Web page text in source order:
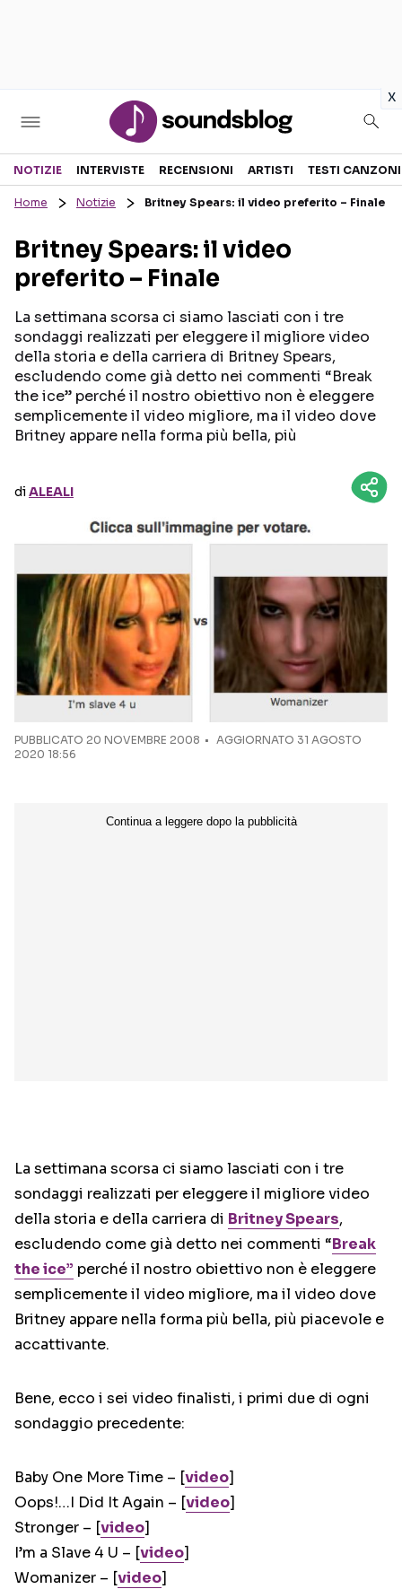
x
Sezioni
RECENSIONI MUSICALI
INTERVISTE
GOSSIP E CURIOSITÀ
TESTI CANZONI
TOUR ED EVENTI
TALENT SHOW
Seguici sui social
NOTIZIE INTERVISTE RECENSIONI ARTISTI TESTI CANZONI
Home Notizie Britney Spears: il video preferito – Finale
Britney Spears: il video
preferito – Finale
La settimana scorsa ci siamo lasciati con i tre
sondaggi realizzati per eleggere il migliore video
della storia e della carriera di Britney Spears,
escludendo come già detto nei commenti “Break
the ice” perché il nostro obiettivo non è eleggere
semplicemente il video migliore, ma il video dove
Britney appare nella forma più bella, più
diALEALI
PUBBLICATO 20 NOVEMBRE 2008
AGGIORNATO 31 AGOSTO
2020 18:56
La settimana scorsa ci siamo lasciati con i tre
sondaggi realizzati per eleggere il migliore video
della storia e della carriera di Britney Spears,
escludendo come già detto nei commenti “Break
the ice” perché il nostro obiettivo non è eleggere
semplicemente il video migliore, ma il video dove
Britney appare nella forma più bella, più piacevole e
accattivante.
Bene, ecco i sei video finalisti, i primi due di ogni
sondaggio precedente:
Baby One More Time – [video]
Oops!…I Did It Again – [video]
Stronger – [video]
I’m a Slave 4 U – [video]
Womanizer – [video]